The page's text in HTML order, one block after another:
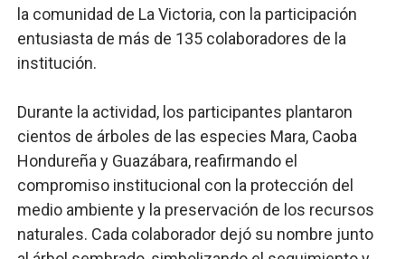
la comunidad de La Victoria, con la participación
entusiasta de más de 135 colaboradores de la
institución.
Durante la actividad, los participantes plantaron
cientos de árboles de las especies Mara, Caoba
Hondureña y Guazábara, reafirmando el
compromiso institucional con la protección del
medio ambiente y la preservación de los recursos
naturales. Cada colaborador dejó su nombre junto